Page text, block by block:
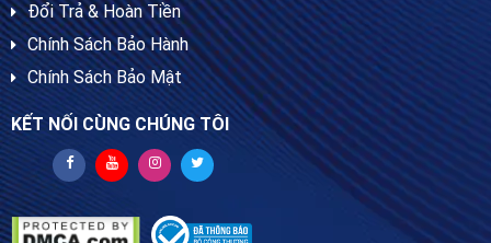
Đổi Trả & Hoàn Tiền
Chính Sách Bảo Hành
Chính Sách Bảo Mật
KẾT NỐI CÙNG CHÚNG TÔI